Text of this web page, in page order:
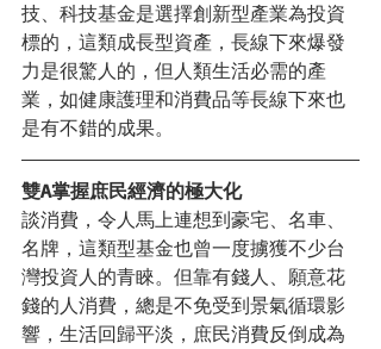
技、科技基金是選擇創新型產業為投資
標的，這類成長型資產，長線下來爆發
力是很驚人的，但人類生活必需的產
業，如健康護理和消費品等長線下來也
是有不錯的成果。
雙A掌握庶民經濟的極大化
談消費，令人馬上連想到豪宅、名車、
名牌，這類型基金也曾一度擄獲不少台
灣投資人的青睞。但靠有錢人、願意花
錢的人消費，總是不免受到景氣循環影
響，生活回歸平淡，庶民消費反倒成為